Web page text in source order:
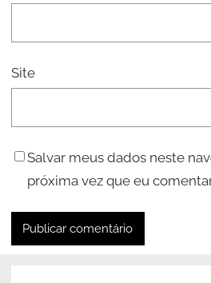
Site
Salvar meus dados neste
próxima vez que eu